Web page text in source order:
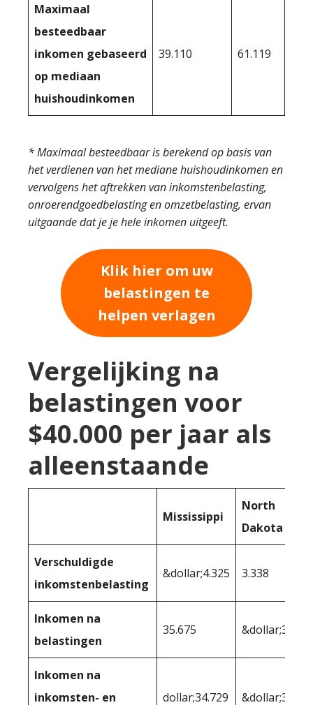
Maximaal
besteedbaar
inkomen gebaseerd
op mediaan
huishoudinkomen
39.110 61.119
* Maximaal besteedbaar is berekend op basis van
het verdienen van het mediane huishoudinkomen en
vervolgens het aftrekken van inkomstenbelasting,
onroerendgoedbelasting en omzetbelasting, ervan
uitgaande dat je je hele inkomen uitgeeft.
Klik hier om uw
belastingen te
helpen verlagen
Vergelijking na
belastingen voor
$40.000 per jaar als
alleenstaande
Mississippi
North
Dakota
Verschuldigde
inkomstenbelasting
&dollar;4.325 3.338
Inkomen na
belastingen
35.675
Inkomen na
inkomsten- en
dollar;34.729